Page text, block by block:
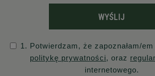
WYŚLIJ
1. Potwierdzam, że zapoznałam/
politykę prywatności, oraz
internetowego.